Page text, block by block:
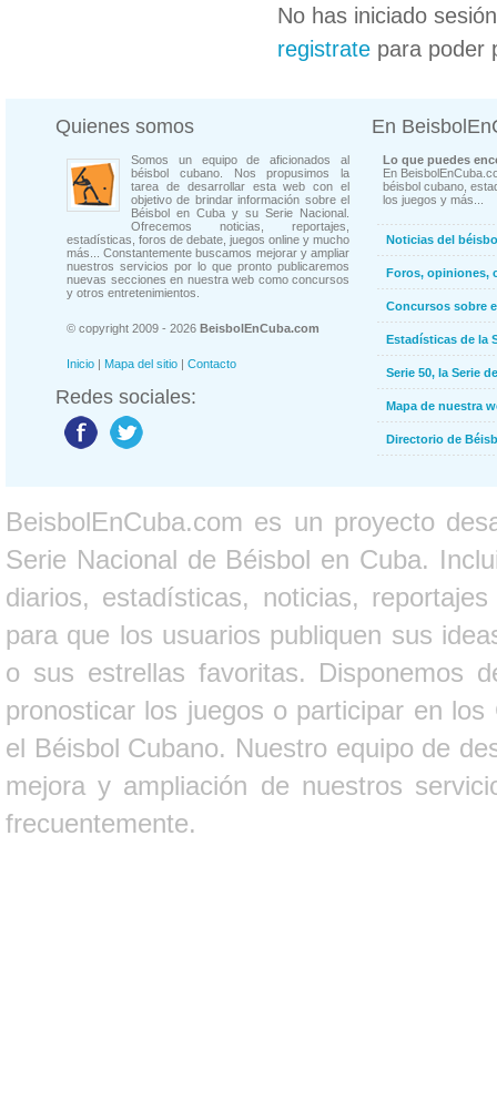
No has iniciado
registrate para poder
Quienes somos
Somos un equipo de aficionados al
béisbol cubano. Nos propusimos la
tarea de desarrollar esta web con el
objetivo de brindar información sobre el
Béisbol en Cuba y su Serie Nacional.
Ofrecemos noticias, reportajes,
estadísticas, foros de debate, juegos online y mucho
más... Constantemente buscamos mejorar y ampliar
nuestros servicios por lo que pronto publicaremos
nuevas secciones en nuestra web como concursos
y otros entretenimientos.
© copyright 2009 - 2026 BeisbolEnCuba.com
Inicio | Mapa del sitio | Contacto
Redes sociales:
En
Lo que puedes
En
béisbol cubano,
los juegos y más...
Noticias del
Foros, opiniones,
Concursos sobre
Estadísticas de la
Serie 50, la Serie
Mapa de nuestra
Directorio de
BeisbolEnCuba.com es un proyecto
Serie Nacional de Béisbol en Cuba.
diarios, estadísticas, noticias,
para que los usuarios publiquen sus
o sus estrellas favoritas. Disponemos
pronosticar los juegos o participar en
el Béisbol Cubano. Nuestro equipo de
mejora y ampliación de nuestros
frecuentemente.